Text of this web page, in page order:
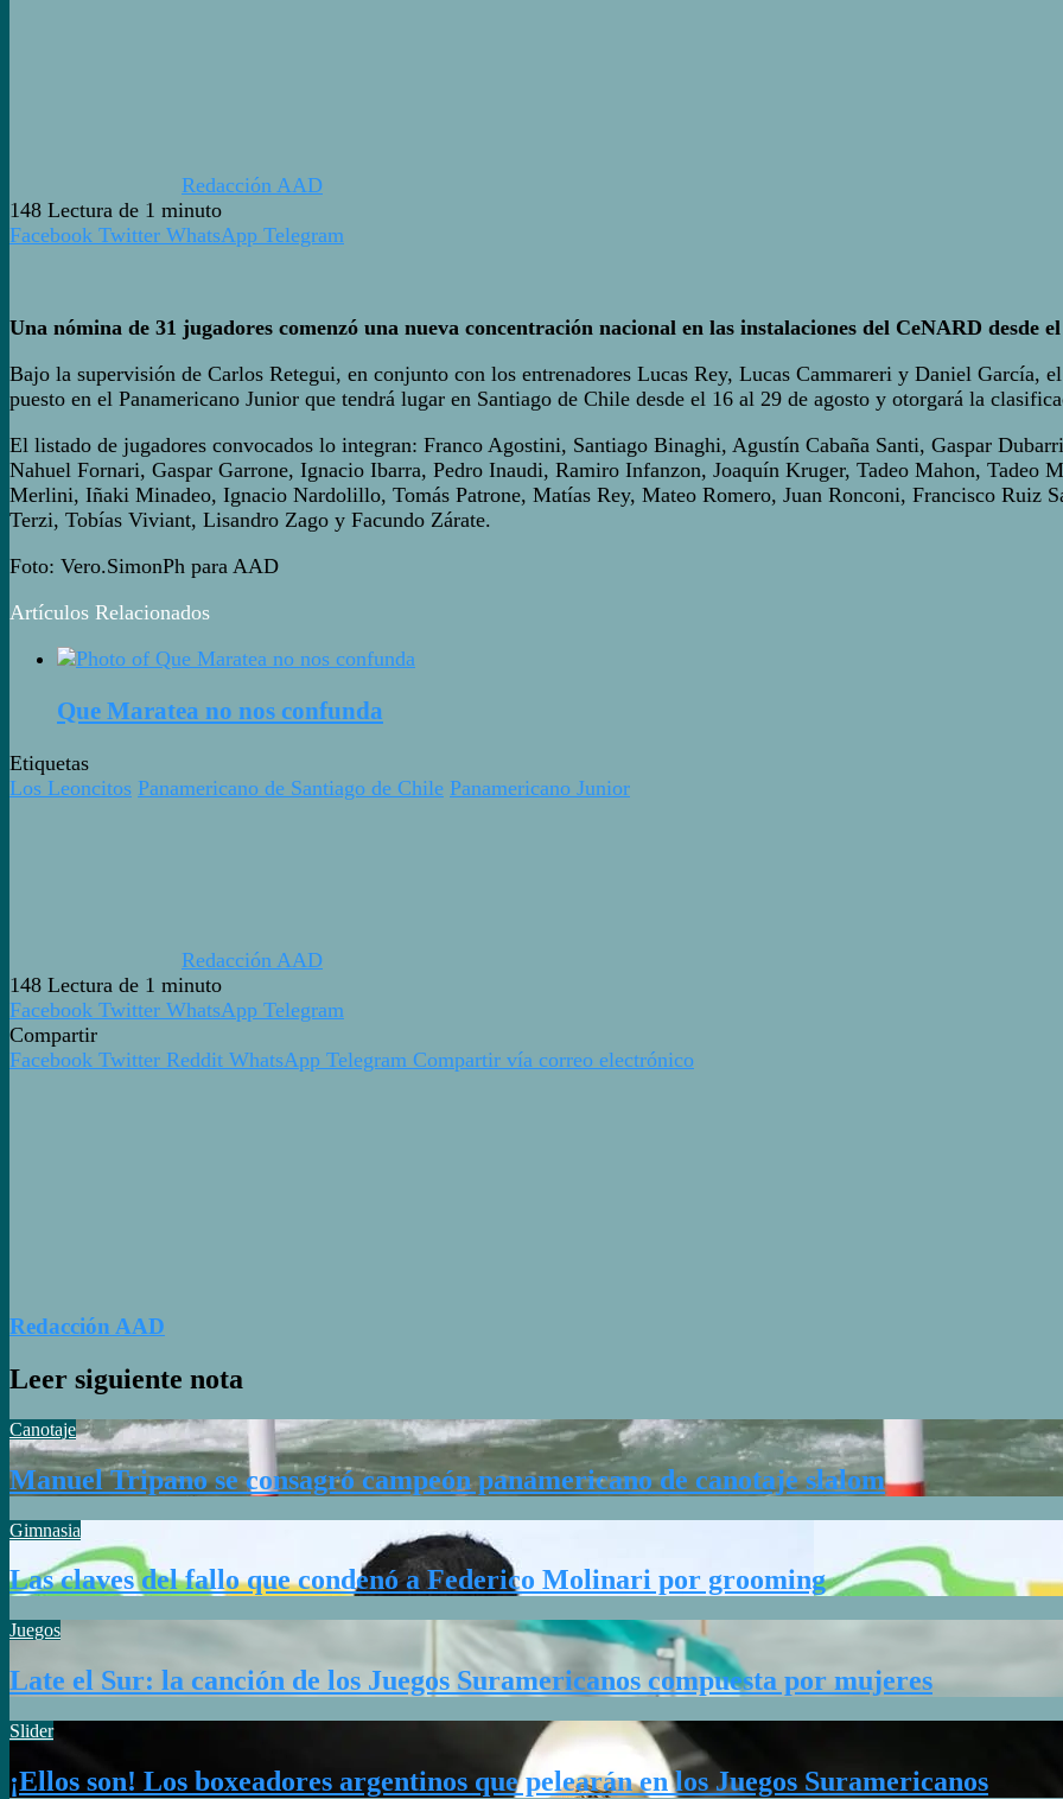
Redacción AAD
148 Lectura de 1 minuto
Facebook Twitter WhatsApp Telegram
Una nómina de 31 jugadores comenzó una nueva concentración nacional en las instalaciones del CeNARD desde
Bajo la supervisión de Carlos Retegui, en conjunto con los entrenadores Lucas Rey, Lucas Cammareri y Daniel García,
puesto en el Panamericano Junior que tendrá lugar en Santiago de Chile desde el 16 al 29 de agosto y otorgará la
El listado de jugadores convocados lo integran: Franco Agostini, Santiago Binaghi, Agustín Cabaña Santi, Gaspar
Nahuel Fornari, Gaspar Garrone, Ignacio Ibarra, Pedro Inaudi, Ramiro Infanzon, Joaquín Kruger, Tadeo Mahon,
Merlini, Iñaki Minadeo, Ignacio Nardolillo, Tomás Patrone, Matías Rey, Mateo Romero, Juan Ronconi, Francisco Ruiz
Terzi, Tobías Viviant, Lisandro Zago y Facundo Zárate.
Foto: Vero.SimonPh para AAD
Artículos Relacionados
Que Maratea no nos confunda
Etiquetas
Los Leoncitos Panamericano de Santiago de Chile Panamericano Junior
Redacción AAD
148 Lectura de 1 minuto
Facebook Twitter WhatsApp Telegram
Compartir
Facebook Twitter Reddit WhatsApp Telegram Compartir vía correo electrónico
Redacción AAD
Leer siguiente nota
Canotaje
Manuel Tripano se consagró campeón panamericano de canotaje slalom
Gimnasia
Las claves del fallo que condenó a Federico Molinari por grooming
Juegos
Late el Sur: la canción de los Juegos Suramericanos compuesta por mujeres
Slider
¡Ellos son! Los boxeadores argentinos que pelearán en los Juegos Suramericanos